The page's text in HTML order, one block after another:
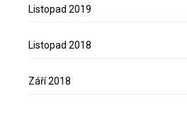
Listopad 2019
Listopad 2018
Září 2018